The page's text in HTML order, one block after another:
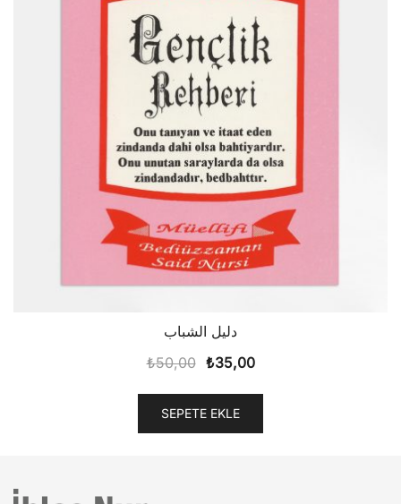
دليل الشباب
₺50,00 Orijinal
₺50,00.
₺35,00Şu
₺35,00.
SEPETE EKLE